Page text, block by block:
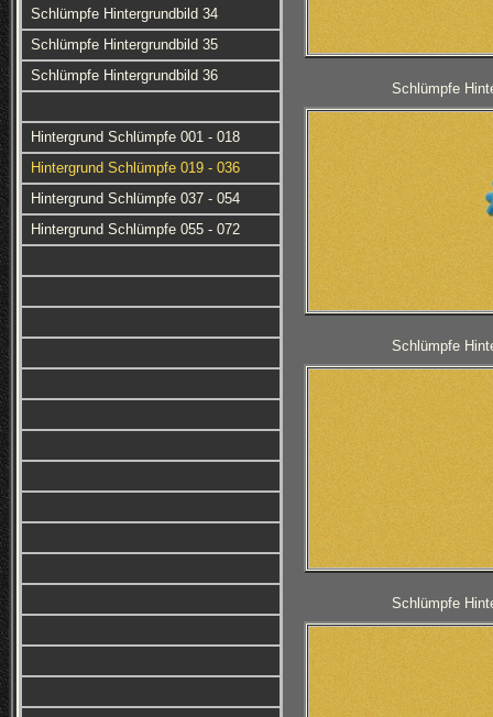
Schlümpfe Hintergrundbild 34
Schlümpfe Hintergrundbild 35
Schlümpfe Hintergrundbild 36
Hintergrund Schlümpfe 001 - 018
Hintergrund Schlümpfe 019 - 036
Hintergrund Schlümpfe 037 - 054
Hintergrund Schlümpfe 055 - 072
Schlümpfe
Schlümpfe
Schlümpfe